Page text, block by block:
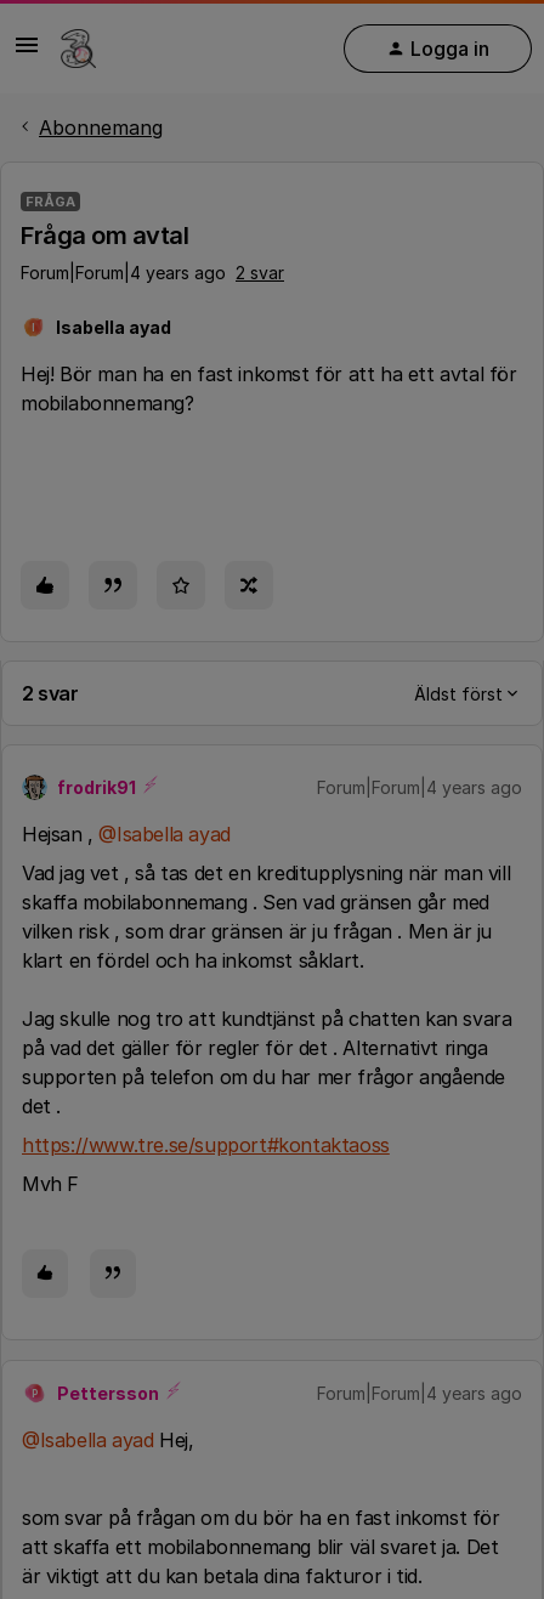
Logga in
Abonnemang
FRÅGA
Fråga om avtal
Forum|Forum|4 years ago 2 svar
Isabella ayad
Hej! Bör man ha en fast inkomst för att ha ett avtal för
mobilabonnemang?
2 svar Äldst först
frodrik91 Forum|Forum|4 years ago
Hejsan ,@Isabella ayad
Vad jag vet , så tas det en kreditupplysning när man vill
skaffa mobilabonnemang . Sen vad gränsen går med
vilken risk , som drar gränsen är ju frågan . Men är ju
klart en fördel och ha inkomst såklart.
Jag skulle nog tro att kundtjänst på chatten kan svara
på vad det gäller för regler för det . Alternativt ringa
supporten på telefon om du har mer frågor angående
det .
https://www.tre.se/support#kontaktaoss
Mvh F
P Pettersson Forum|Forum|4 years ago
@Isabella ayad Hej,
som svar på frågan om du bör ha en fast inkomst för
att skaffa ett mobilabonnemang blir väl svaret ja. Det
är viktigt att du kan betala dina fakturor i tid.